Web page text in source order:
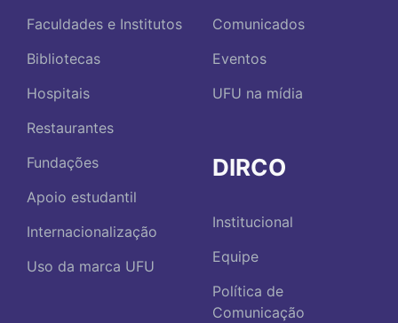
Faculdades e Institutos
Bibliotecas
Hospitais
Restaurantes
Fundações
Apoio estudantil
Internacionalização
Uso da marca UFU
Comunicados
Eventos
UFU na mídia
DIRCO
Institucional
Equipe
Política de
Comunicação